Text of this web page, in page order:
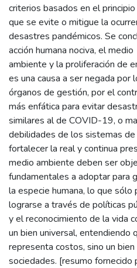
criterios basados en el
que se evite o mitigue la
desastres pandémicos. Se
acción humana nociva, el medio
ambiente y la proliferación de
es una causa a ser negada por
órganos de gestión, por el
más enfática para evitar
similares al de COVID-19, o
debilidades de los sistemas
fortalecer la real y continua
medio ambiente deben ser
fundamentales a adoptar para
la especie humana, lo que sólo
lograrse a través de políticas
y el reconocimiento de la vida
un bien universal, entendiendo
representa costos, sino un
sociedades. [resumo fornecido